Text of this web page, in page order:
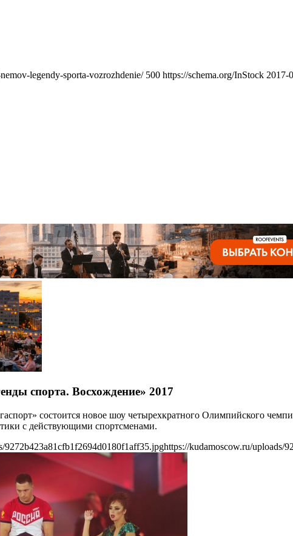
legendy-sporta-vozrozhdenie/ 500 https://schema.org/InStock 2017-
спорта. Восхождение» 2017
состоится новое шоу четырехкратного Олимпийского
с действующими спортсменами.
9272b423a81cfb1f2694d0180f1aff35.jpghttps://kudamoscow.ru/uploads/